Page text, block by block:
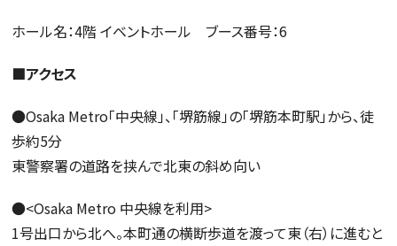
ホール名：4階 イベントホール ブース番号：6
■アクセス
●Osaka Metro「中央線」、「堺筋線」の「堺筋本町駅」から、徒
歩約5分
東警察署の道路を挟んで北東の斜め向い
●<Osaka Metro 中央線を利用>
1号出口から北へ。本町通の横断歩道を渡って東（右）に進むと